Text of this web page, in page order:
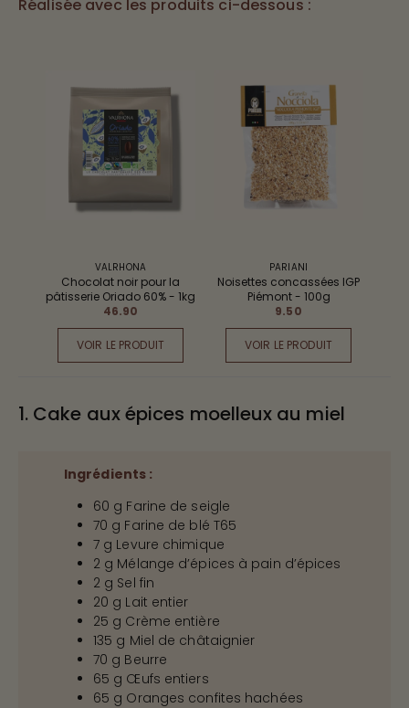
Réalisée avec les produits ci-dessous :
VALRHONA
Chocolat noir pour la
pâtisserie Oriado 60% - 1kg
46.90
VOIR LE PRODUIT
PARIANI
Noisettes concassées IGP
Piémont - 100g
9.50
VOIR LE PRODUIT
1. Cake aux épices moelleux au miel
Ingrédients :
60 g Farine de seigle
70 g Farine de blé T65
7 g Levure chimique
2 g Mélange d’épices à pain d’épices
2 g Sel fin
20 g Lait entier
25 g Crème entière
135 g Miel de châtaignier
70 g Beurre
65 g Œufs entiers
65 g Oranges confites hachées